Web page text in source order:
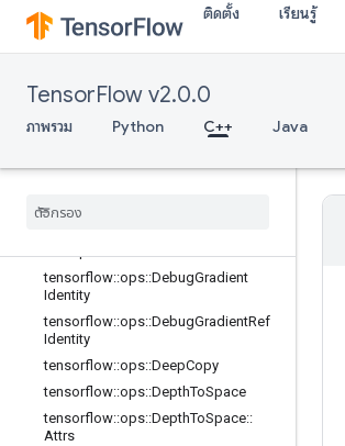
ติดตั้ง เรียนรู้
TensorFlow v2.0.0
ภาพรวม Python C++ Java
tensorflow::ops::BatchToSpace
tensorflow::ops::BatchToSpaceND
tensorflow::ops::Bitcast
Shape
tensorflow
tensorflow::ops::DebugGradient
Identity
tensorflow::ops::DebugGradientRef
Identity
tensorflow::ops::DeepCopy
tensorflow::ops::DepthToSpace
tensorflow::ops::DepthToSpace::
Attrs